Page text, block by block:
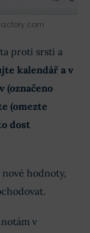
proti srsti a
kalendář a v
(označeno
(omezte
dost
hodnoty,
v